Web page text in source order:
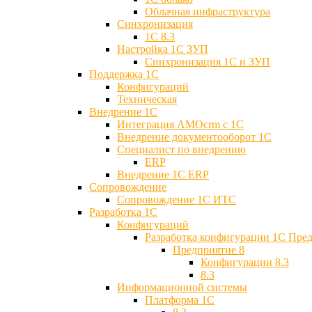
Облачная инфраструктура
Синхронизация
1С 8.3
Настройка 1С ЗУП
Синхронизация 1С и ЗУП
Поддержка 1С
Конфигураций
Техническая
Внедрение 1С
Интеграция AMOcrm с 1C
Внедрение документооборот 1С
Специалист по внедрению
ERP
Внедрение 1С ERP
Cопровождение
Cопровождение 1С ИТС
Разработка 1C
Конфигураций
Разработка конфигурации 1С
Предприятие 8
Конфигурации 8.3
8.3
Информационной системы
Платформа 1С